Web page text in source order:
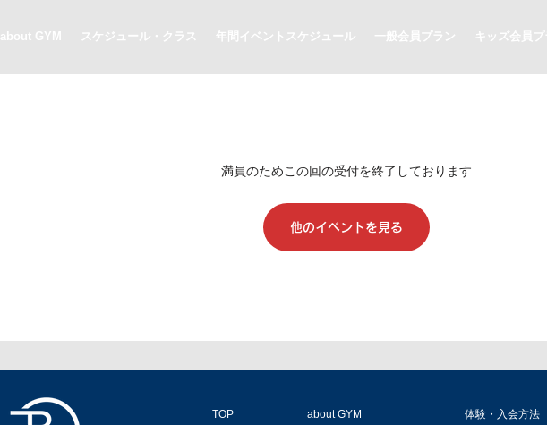
about GYM スケジュール・クラス 年間イベントスケジュール 一般会員プラン キッズ会員
満員のためこの回の受付を終了しております
他のイベントを見る
TOP about GYM 体験・入会方法